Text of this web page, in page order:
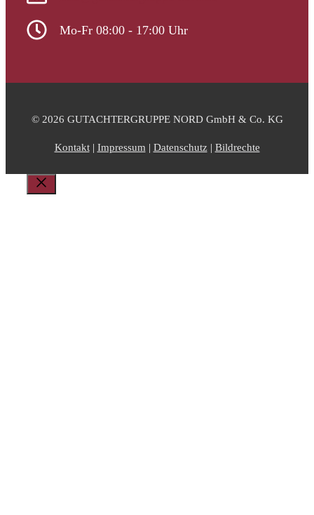
Mo-Fr 08:00 - 17:00 Uhr
© 2026 GUTACHTERGRUPPE NORD GmbH & Co. KG
Kontakt| Impressum | Datenschutz| Bildrechte
Schließen